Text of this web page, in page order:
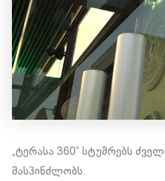
„ტერასა 360“ სტუმრებს
მასპინძლობს.